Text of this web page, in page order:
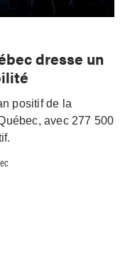
dresse un
positif de la
avec 277 500